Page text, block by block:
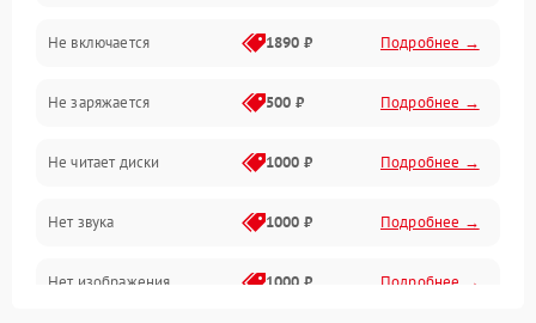
Сеть и онлайн
Геймпады и аксессуары
Разъёмы и корпус
Питание и электрика
Перегрев и охлаждение
Не включается 1890 ₽ Подробнее →
Не заряжается 500 ₽ Подробнее →
Не читает диски 1000 ₽ Подробнее →
Нет звука 1000 ₽ Подробнее →
Нет изображения 1000 ₽ Подробнее →